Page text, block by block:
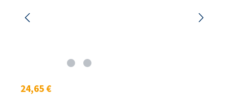
Regulärer Preis:
24,65 €